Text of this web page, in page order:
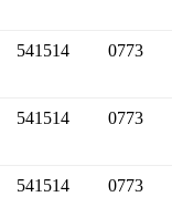
541514 0773
541514 0773
541514 0773